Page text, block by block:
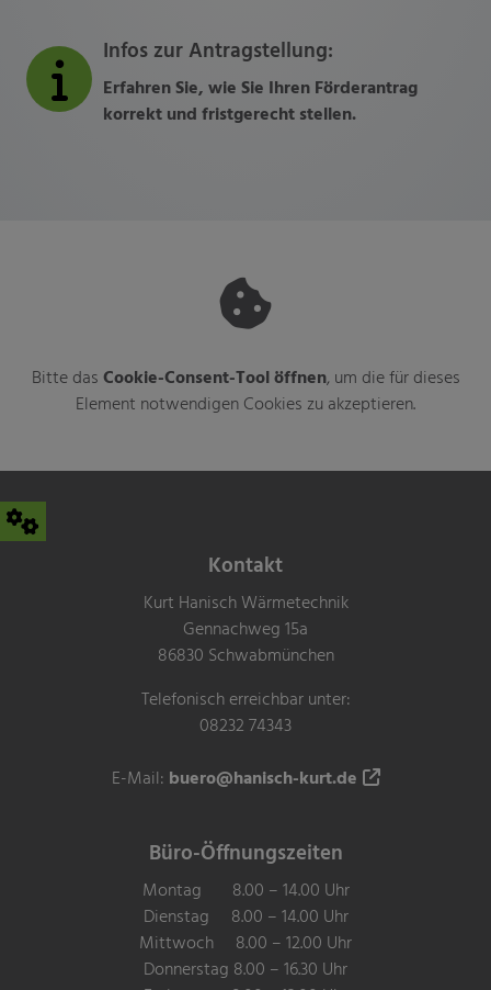
Infos zur Antragstellung:
Erfahren Sie, wie Sie Ihren Förderantrag
korrekt und fristgerecht stellen.
Bitte das Cookie-Consent-Tool öffnen, um die für dieses
Element notwendigen Cookies zu akzeptieren.
Kontakt
Kurt Hanisch Wärmetechnik
Gennachweg 15a
86830 Schwabmünchen
Telefonisch erreichbar unter:
08232 74343
E-Mail: buero@hanisch-kurt.de
Büro-Öffnungszeiten
Montag 8.00 – 14.00 Uhr
Dienstag 8.00 – 14.00 Uhr
Mittwoch 8.00 – 12.00 Uhr
Donnerstag 8.00 – 16.30 Uhr